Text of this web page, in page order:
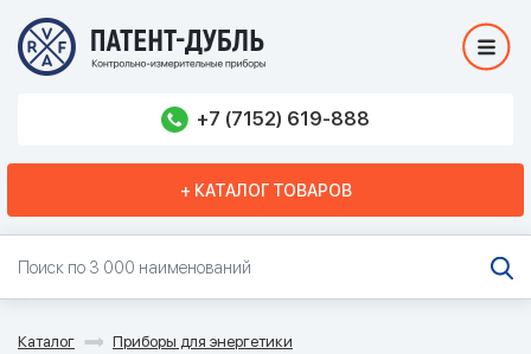
+7 (7152) 619-888
+ КАТАЛОГ ТОВАРОВ
Каталог
Приборы для энергетики